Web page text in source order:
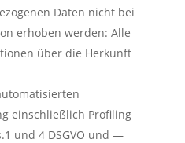
Daten nicht bei
erhoben werden: Alle
über die Herkunft
einschließlich Profiling
und 4 DSGVO und —